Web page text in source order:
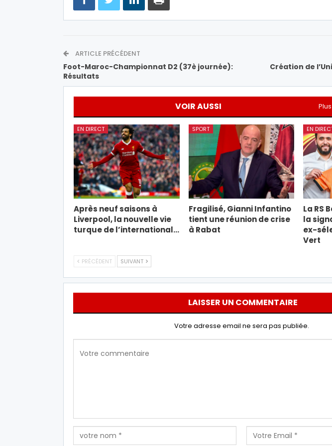
ARTICLE PRÉCÉDENT
Foot-Maroc-Championnat D2 (37è journée):
Résultats
Création de
VOIR AUSSI
EN DIRECT
Après neuf saisons à
Liverpool, la nouvelle vie
turque de l’international…
SPORT
Fragilisé, Gianni Infantino
tient une réunion de crise
à Rabat
EN
La RS
la
ex-
Vert
PRÉCÉDENT SUIVANT
LAISSER UN COMMENTAIRE
Votre adresse email ne sera pas publiée.